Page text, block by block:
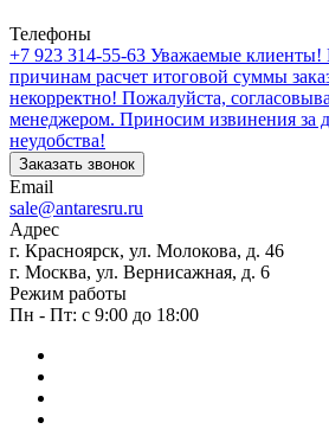
Телефоны
+7 923 314-55-63 Уважаемые клиенты!
причинам расчет итоговой суммы
некорректно! Пожалуйста,
менеджером. Приносим извинения за
неудобства!
Заказать звонок
Email
sale@antaresru.ru
Адрес
г. Красноярск, ул. Молокова, д. 46
г. Москва, ул. Вернисажная, д. 6
Режим работы
Пн - Пт: с 9:00 до 18:00